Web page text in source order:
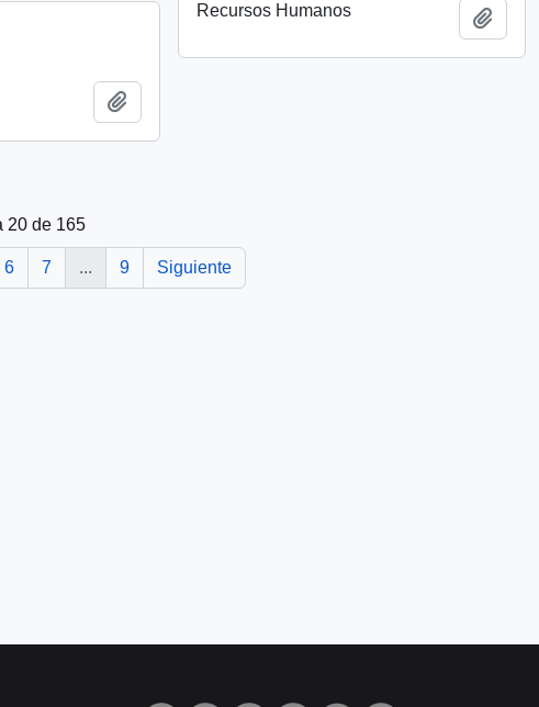
Recursos Humanos
Añadir al portapapeles
20 de 165
6 7 ... 9 Siguiente